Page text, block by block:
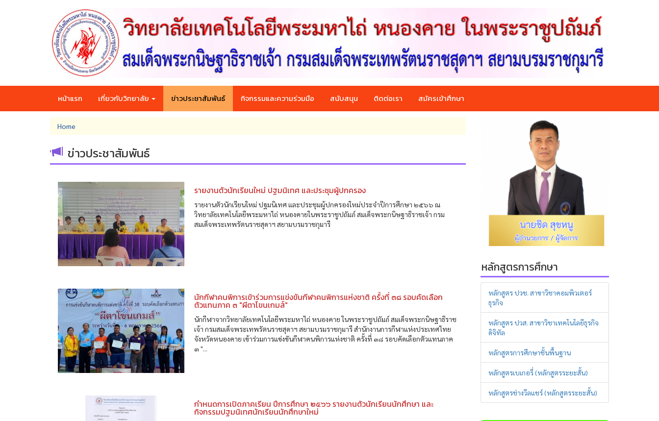
หน้าแรก เกี่ยวกับวิทยาลัย ข่าวประชาสัมพันธ์ กิจกรรมและความร่วมมือ สนับสนุน ติดต่อเรา สมัครเข้าศึกษา
You
are
here
Home
ข่าวประชาสัมพันธ์
รายงานตัวนักเรียนใหม่ ปฐมนิเทศ และประชุมผู้ปกครอง
รายงานตัวนักเรียนใหม่ ปฐมนิเทศ และประชุมผู้ปกครองใหม่ประจำปีการศึกษา ๒๕๖๖ ณ
วิทยาลัยเทคโนโลยีพระมหาไถ่ หนองคายในพระราชูปถัมภ์ สมเด็จพระกนิษฐาธิราชเจ้า กรม
สมเด็จพระเทพรัตนราชสุดาฯ สยามบรมราชกุมารี
นักกีฬาคนพิการเข้าร่วมการแข่งขันกีฬาคนพิการแห่งชาติ ครั้งที่ ๓๘ รอบคัดเลือก
ตัวแทนภาค ๓ "ผีตาโขนเกมส์"
นักกีฬาจากวิทยาลัยเทคโนโลยีพระมหาไถ่ หนองคาย ในพระราชูปถัมภ์ สมเด็จพระกนิษฐาธิราช
เจ้า กรมสมเด็จพระเทพรัตนราชสุดาฯ สยามบรมราชกุมารี สำนักงานการกีฬาแห่งประเทศไทย
จังหวัดหนองคาย เข้าร่วมการแข่งขันกีฬาคนพิการแห่งชาติ ครั้งที่ ๓๘ รอบคัดเลือกตัวแทนภาค
๓ "...
กำหนดการเปิดภาคเรียน ปีการศึกษา ๒๕๖๖ รายงานตัวนักเรียนนักศึกษา และ
กิจกรรมปฐมนิเทศนักเรียนนักศึกษาใหม่
หลักสูตรการศึกษา
หลักสูตร ปวช. สาขาวิชาคอมพิวเตอร์
ธุรกิจ
หลักสูตร ปวส. สาขาวิชาเทคโนโลยีธุรกิจ
ดิจิทัล
หลักสูตรการศึกษาชั้นพื้นฐาน
หลักสูตรเบเกอรี่ (หลักสูตรระยะสั้น)
หลักสูตรช่างวีลแชร์ (หลักสูตรระยะสั้น)